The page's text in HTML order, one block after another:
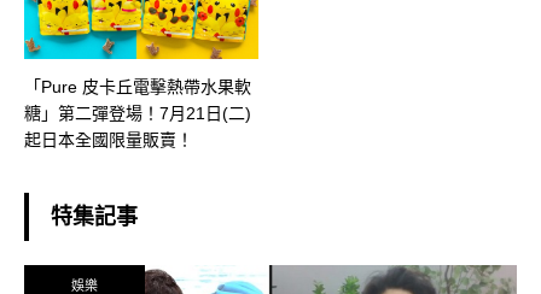
「Pure 皮卡丘電擊熱帶水果軟
糖」第二彈登場！7月21日(二)
起日本全國限量販賣！
特集記事
娛樂